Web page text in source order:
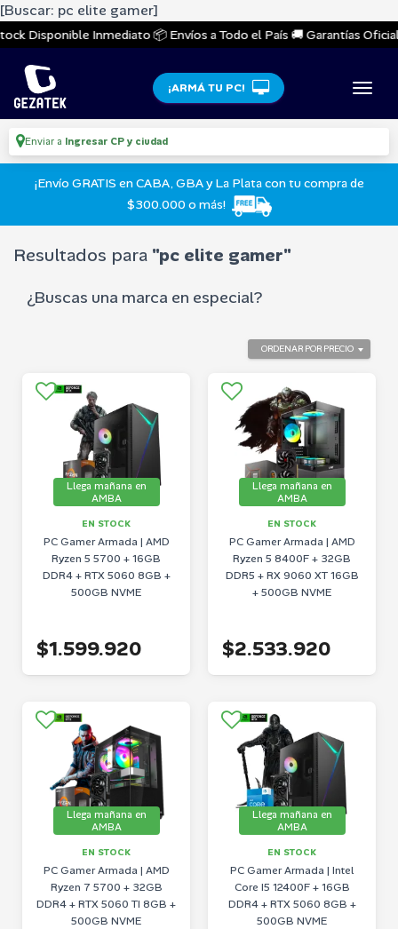
[Buscar: pc elite gamer]
Disponible Inmediato 📦 Envíos a Todo el País 🚚 Garantías
¡ARMÁ TU PC!
Enviar a Ingresar CP y ciudad
¡Envío GRATIS en CABA, GBA y La Plata con tu compra de
$300.000 o más!
Resultados para "pc elite gamer"
¿Buscas una marca en especial?
ORDENAR POR PRECIO
Llega mañana en
AMBA
EN STOCK
PC Gamer Armada | AMD
Ryzen 5 5700 + 16GB
DDR4 + RTX 5060 8GB +
500GB NVME
$1.599.920
Llega mañana en
AMBA
EN STOCK
PC Gamer Armada | AMD
Ryzen 5 8400F + 32GB
DDR5 + RX 9060 XT 16GB
+ 500GB NVME
$2.533.920
Llega mañana en
AMBA
EN STOCK
PC Gamer Armada | AMD
Ryzen 7 5700 + 32GB
DDR4 + RTX 5060 TI 8GB +
500GB NVME
Llega mañana en
AMBA
EN STOCK
PC Gamer Armada | Intel
Core I5 12400F + 16GB
DDR4 + RTX 5060 8GB +
500GB NVME